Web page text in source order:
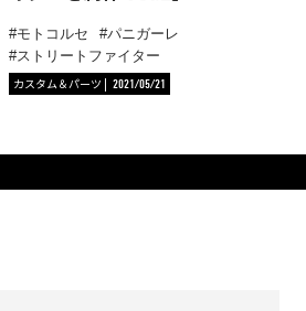
モトコルセ
パニガーレ
ストリートファイター
カスタム＆パーツ
2021/05/21